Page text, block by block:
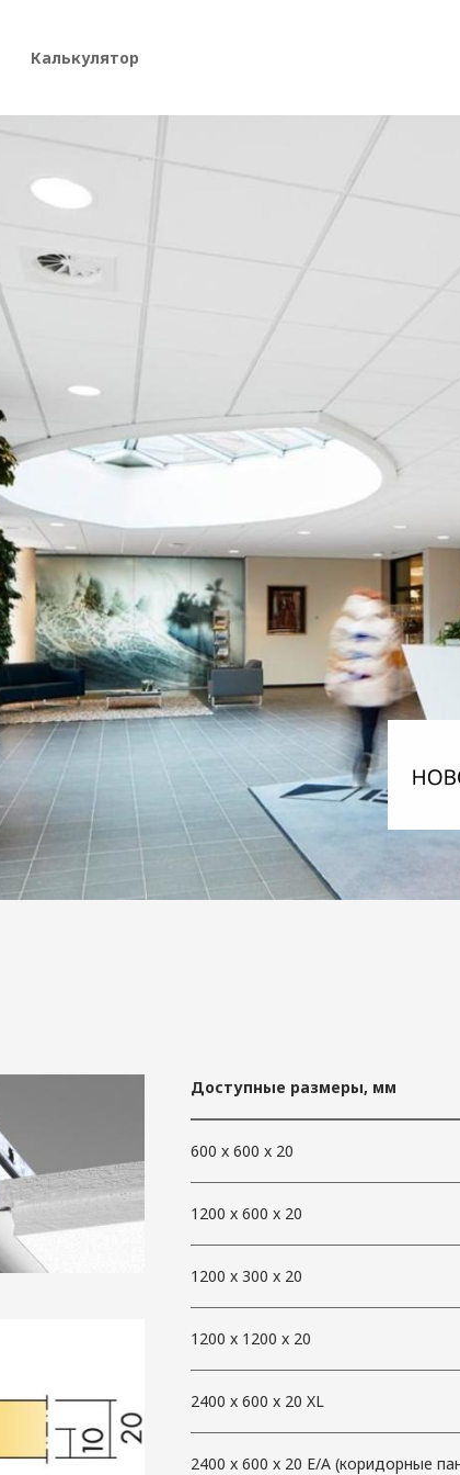
Калькулятор
Доступные размеры, мм
600 x 600 x 20
1200 x 600 x 20
1200 x 300 x 20
1200 x 1200 x 20
2400 x 600 x 20 XL
2400 x 600 x 20 Е/А (коридорные